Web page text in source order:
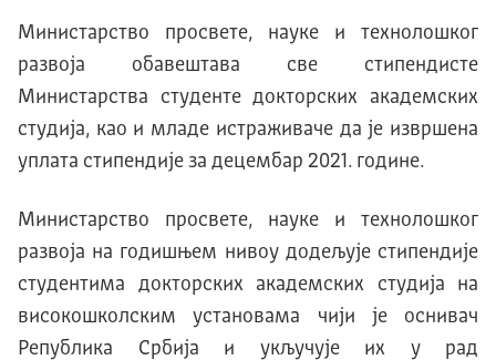
Министарство просвете, науке и технолошког
развоја обавештава све стипендисте
Министарства студенте докторских академских
студија, као и младе истраживаче да је извршена
уплата стипендије за децембар 2021. године.
Министарство просвете, науке и технолошког
развоја на годишњем нивоу додељује стипендије
студентима докторских академских студија на
високошколским установама чији је оснивач
Република Србија и укључује их у рад